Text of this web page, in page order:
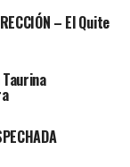
– El Quite